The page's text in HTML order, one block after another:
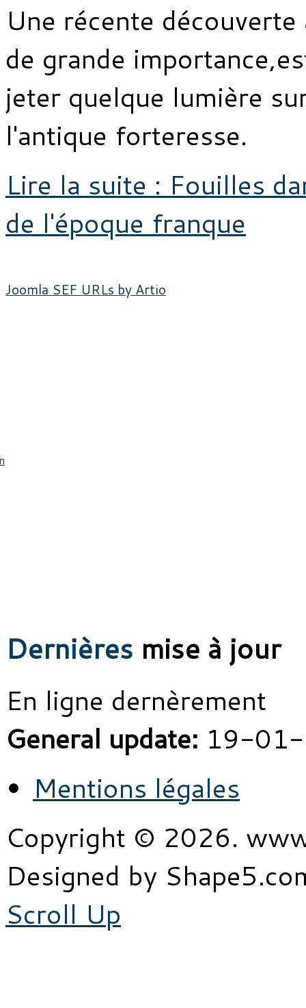
Une récente
de grande
jeter quelque lumière
l'antique forteresse.
Lire la suite : Fouilles
de l'époque franque
Joomla SEF URLs by Artio
Dernières mise à jour
En ligne dernèrement
General update: 19-
Mentions légales
Copyright © 2026.
Designed by
Scroll Up